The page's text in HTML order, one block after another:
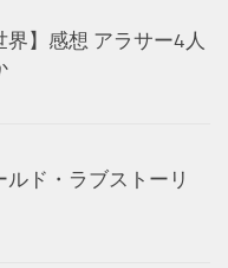
】感想 アラサー4人
ド・ラブストーリ